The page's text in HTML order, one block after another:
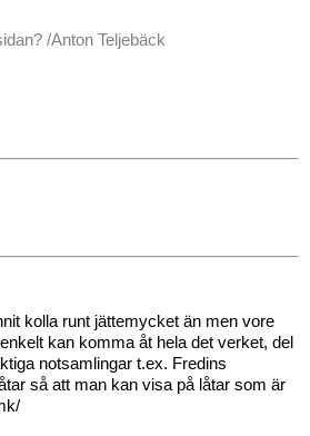
/Anton Teljebäck
kolla runt jättemycket än men vore
kan komma åt hela det verket, del
notsamlingar t.ex. Fredins
så att man kan visa på låtar som är